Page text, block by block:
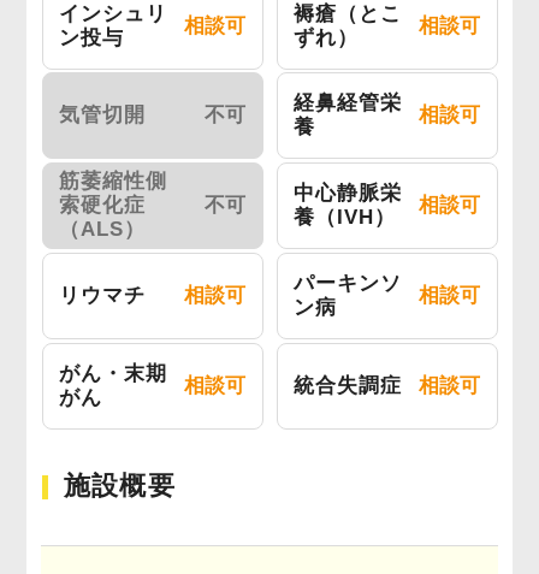
インシュリ
ン投与
相談可
褥瘡（とこ
ずれ）
相談可
気管切開 不可
経鼻経管栄
養
相談可
筋萎縮性側
索硬化症
（ALS）
不可
中心静脈栄
養（IVH）
相談可
リウマチ 相談可
パーキンソ
ン病
相談可
がん・末期
がん
相談可 統合失調症 相談可
施設概要